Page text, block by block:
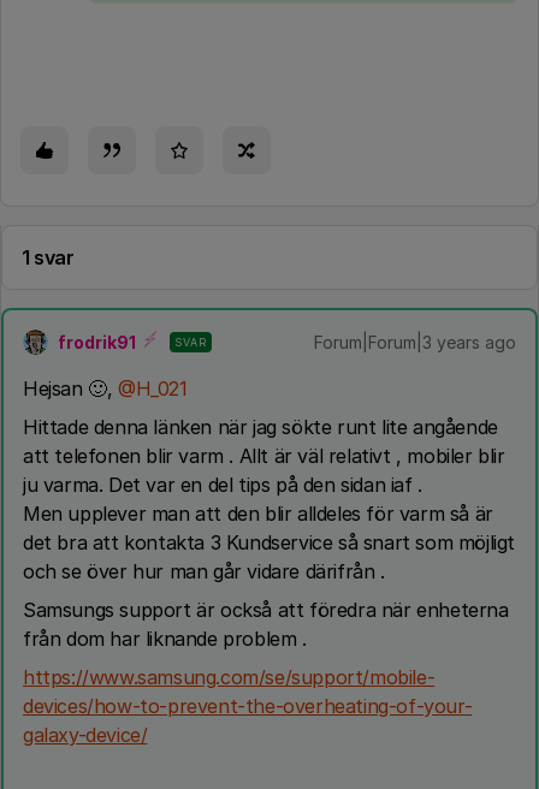
1 svar
frodrik91 SVAR Forum|Forum|3 years ago
Hejsan 🙂, @H_021
Hittade denna länken när jag sökte runt lite angående
att telefonen blir varm . Allt är väl relativt , mobiler blir
ju varma. Det var en del tips på den sidan iaf .
Men upplever man att den blir alldeles för varm så är
det bra att kontakta 3 Kundservice så snart som möjligt
och se över hur man går vidare därifrån .
Samsungs support är också att föredra när enheterna
från dom har liknande problem .
https://www.samsung.com/se/support/mobile-
devices/how-to-prevent-the-overheating-of-your-
galaxy-device/